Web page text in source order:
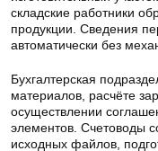
складские работники
продукции. Сведения
автоматически без
Бухгалтерская
материалов, расчёте
осуществлении
элементов. Счетоводы
исходных файлов,